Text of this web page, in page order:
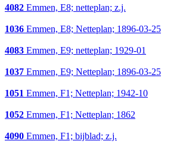
4082 Emmen, E8; netteplan; z.j.
1036 Emmen, E8; Netteplan; 1896-03-25
4083 Emmen, E9; netteplan; 1929-01
1037 Emmen, E9; Netteplan; 1896-03-25
1051 Emmen, F1; Netteplan; 1942-10
1052 Emmen, F1; Netteplan; 1862
4090 Emmen, F1; bijblad; z.j.